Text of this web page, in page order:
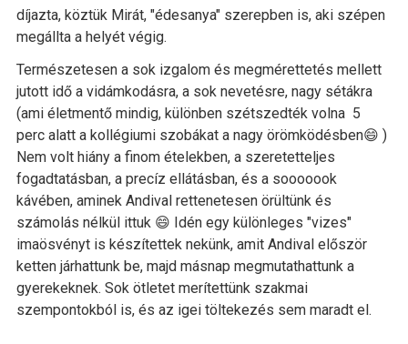
díjazta, köztük Mirát, "édesanya" szerepben is, aki szépen
megállta a helyét végig.
Természetesen a sok izgalom és megmérettetés mellett
jutott idő a vidámkodásra, a sok nevetésre, nagy sétákra
(ami életmentő mindig, különben szétszedték volna 5
perc alatt a kollégiumi szobákat a nagy örömködésben😄 )
Nem volt hiány a finom ételekben, a szeretetteljes
fogadtatásban, a precíz ellátásban, és a sooooook
kávében, aminek Andival rettenetesen örültünk és
számolás nélkül ittuk 😄 Idén egy különleges "vizes"
imaösvényt is készítettek nekünk, amit Andival először
ketten járhattunk be, majd másnap megmutathattunk a
gyerekeknek. Sok ötletet merítettünk szakmai
szempontokból is, és az igei töltekezés sem maradt el.